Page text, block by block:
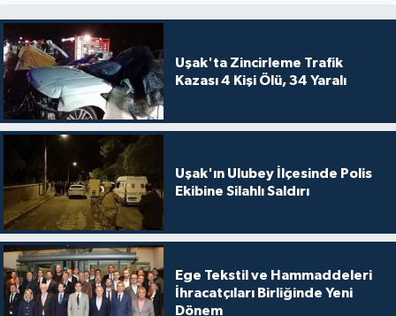
Uşak'ta Zincirleme Trafik
Kazası 4 Kişi Ölü, 34 Yaralı
Uşak'ın Ulubey İlçesinde Polis
Ekibine Silahlı Saldırı
Ege Tekstil ve Hammaddeleri
İhracatçıları Birliğinde Yeni
Dönem
Yerel